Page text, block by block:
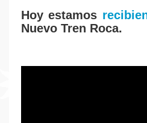
Hoy estamos
Nuevo Tren Roca.